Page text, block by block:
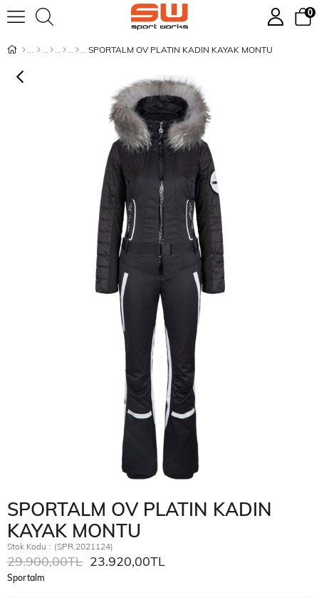
0
SPORTALM OV PLATIN KADIN KAYAK MONTU
SPORTALM OV PLATIN KADIN
KAYAK MONTU
Stok Kodu (SPR.2021124)
29.900,00TL 23.920,00TL
Sportalm